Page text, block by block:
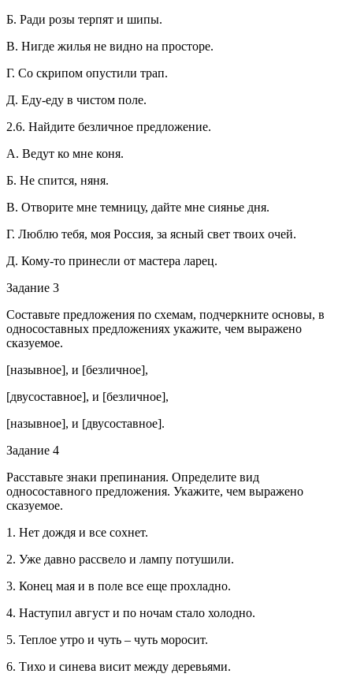
Б. Ради розы терпят и шипы.
В. Нигде жилья не видно на просторе.
Г. Со скрипом опустили трап.
Д. Еду-еду в чистом поле.
2.6. Найдите безличное предложение.
А. Ведут ко мне коня.
Б. Не спится, няня.
В. Отворите мне темницу, дайте мне сиянье дня.
Г. Люблю тебя, моя Россия, за ясный свет твоих очей.
Д. Кому-то принесли от мастера ларец.
Задание 3
Составьте предложения по схемам, подчеркните основы, в
односоставных предложениях укажите, чем выражено
сказуемое.
[назывное], и [безличное],
[двусоставное], и [безличное],
[назывное], и [двусоставное].
Задание 4
Расставьте знаки препинания. Определите вид
односоставного предложения. Укажите, чем выражено
сказуемое.
1. Нет дождя и все сохнет.
2. Уже давно рассвело и лампу потушили.
3. Конец мая и в поле все еще прохладно.
4. Наступил август и по ночам стало холодно.
5. Теплое утро и чуть – чуть моросит.
6. Тихо и синева висит между деревьями.